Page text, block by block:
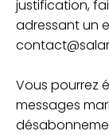
justification,
adressant un
Vous pourrez
messages